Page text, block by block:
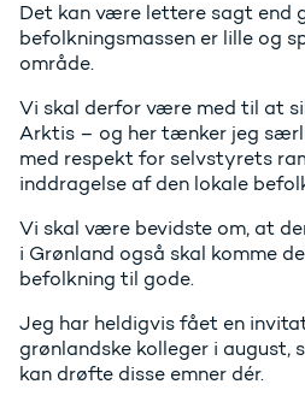
Det kan være lettere sagt end
befolkningsmassen er lille og
område.
Vi skal derfor være med til at
Arktis – og her tænker jeg
med respekt for selvstyrets
inddragelse af den lokale
Vi skal være bevidste om, at
i Grønland også skal komme
befolkning til gode.
Jeg har heldigvis fået en
grønlandske kolleger i august,
kan drøfte disse emner dér.